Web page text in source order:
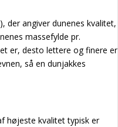
der angiver dunenes kvalitet,
massefylde pr.
er, desto lettere og finere er
så en dunjakkes
højeste kvalitet typisk er